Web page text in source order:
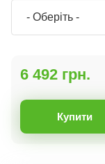
- Оберіть -
6 492 грн.
Купити